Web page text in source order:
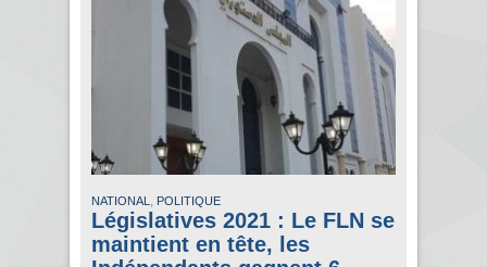
NATIONAL , POLITIQUE
Législatives 2021 : Le FLN se
maintient en tête, les